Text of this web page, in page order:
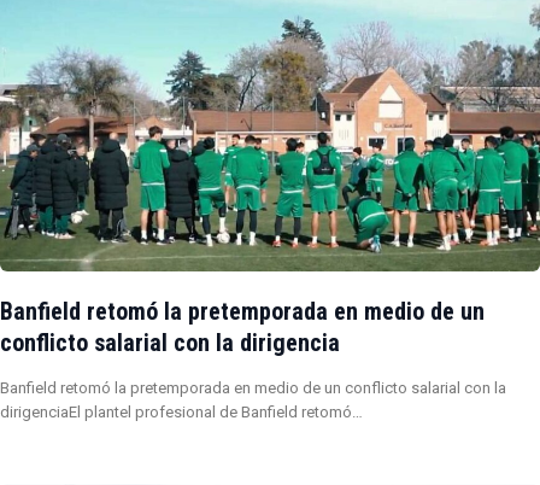
Banfield retomó la pretemporada en medio de un
conflicto salarial con la dirigencia
Banfield retomó la pretemporada en medio de un conflicto salarial con la
dirigenciaEl plantel profesional de Banfield retomó…